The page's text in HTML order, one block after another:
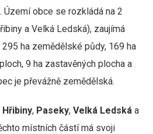
Území obce se rozkládá na 2
a Velká Ledská), zaujímá
ha zemědělské půdy, 169 ha
9 ha zastavěných plocha a
je převážně zemědělská.
Hřibiny, Paseky, Velká Ledská a
místních částí má svoji